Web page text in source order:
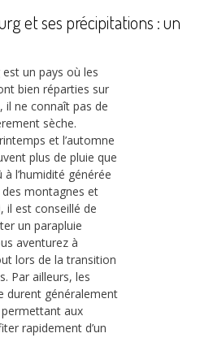
et ses précipitations : un
un pays où les
bien réparties sur
il ne connaît pas de
sèche.
et l’automne
plus de pluie que
à l’humidité générée
montagnes et
il est conseillé de
un parapluie
aventurez à
lors de la transition
Par ailleurs, les
durent généralement
aux
rapidement d’un